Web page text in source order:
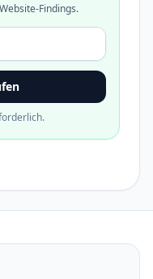
Findings.